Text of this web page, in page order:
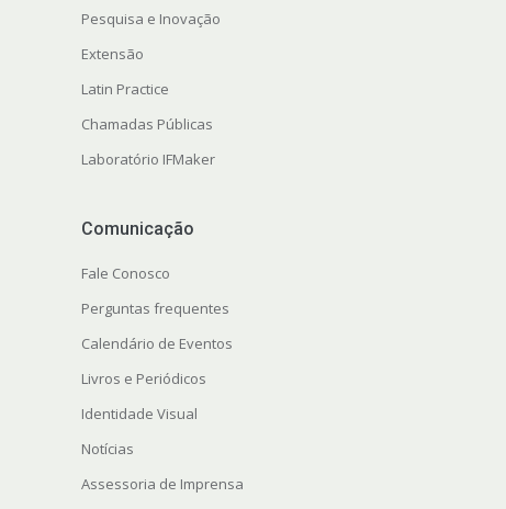
Pesquisa e Inovação
Extensão
Latin Practice
Chamadas Públicas
Laboratório IFMaker
Comunicação
Fale Conosco
Perguntas frequentes
Calendário de Eventos
Livros e Periódicos
Identidade Visual
Notícias
Assessoria de Imprensa